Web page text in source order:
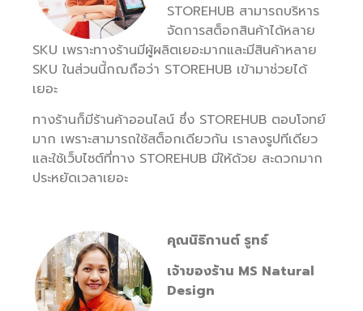
STOREHUB สามารถบริหาร
จัดการสต็อกสินค้าได้หลาย
SKU เพราะทางร้านมีผู้ผลิตเยอะมากและมีสินค้าหลาย
SKU ในส่วนนี้กฌถือว่า STOREHUB เข้ามาช่วยได้
เยอะ
ทางร้านก็มีร้านค้าออนไลน์ ซึ่ง STOREHUB ตอบโจทย์
มาก เพราะสามารถใช้สต็อกเดียวกัน เราลงรูปทีเดียว
และใช้เว็บไซต์ที่ทาง STOREHUB มีให้ด้วย สะดวกมาก
ประหยัดเวลาเยอะ
คุณนิธิกานต์ รูทธ์
เจ้าของร้าน MS Natural
Design